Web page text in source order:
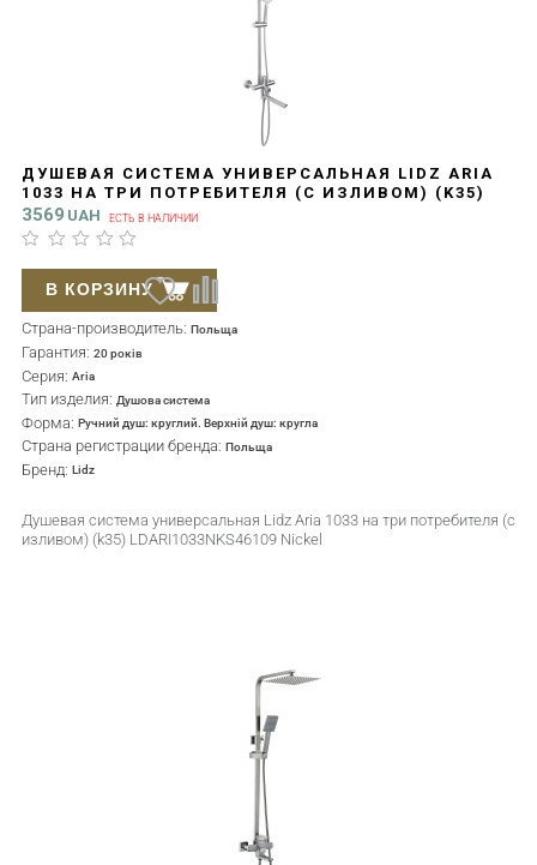
ДУШЕВАЯ СИСТЕМА УНИВЕРСАЛЬНАЯ LIDZ ARIA
1033 НА ТРИ ПОТРЕБИТЕЛЯ (С ИЗЛИВОМ) (K35)
LDARI1033NKS46109 NICKEL
3569 UAH ЕСТЬ В НАЛИЧИИ
Страна-производитель: Польща
Гарантия: 20 років
Серия: Aria
Тип изделия: Душова система
Форма: Ручний душ: круглий. Верхній душ: кругла
Страна регистрации бренда: Польща
Бренд: Lidz
Душевая система универсальная Lidz Aria 1033 на три потребителя (с
изливом) (k35) LDARI1033NKS46109 Nickel
В КОРЗИНУ